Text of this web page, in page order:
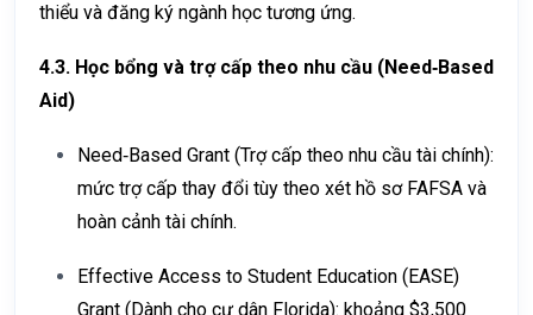
thiểu và đăng ký ngành học tương ứng.
4.3. Học bổng và trợ cấp theo nhu cầu (Need‑Based
Aid)
Need‑Based Grant (Trợ cấp theo nhu cầu tài chính):
mức trợ cấp thay đổi tùy theo xét hồ sơ FAFSA và
hoàn cảnh tài chính.
Effective Access to Student Education (EASE)
Grant (Dành cho cư dân Florida): khoảng $3,500